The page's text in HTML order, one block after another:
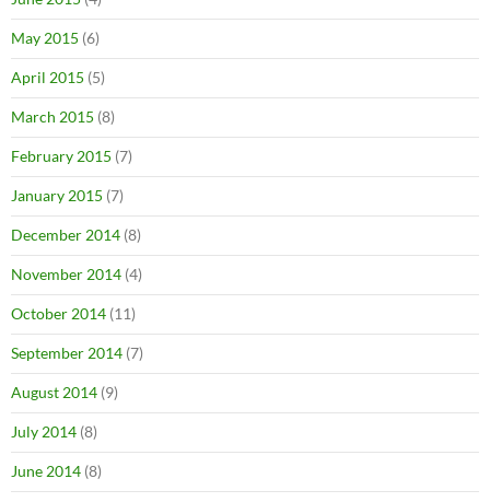
May 2015 (6)
April 2015 (5)
March 2015 (8)
February 2015 (7)
January 2015 (7)
December 2014 (8)
November 2014 (4)
October 2014 (11)
September 2014 (7)
August 2014 (9)
July 2014 (8)
June 2014 (8)